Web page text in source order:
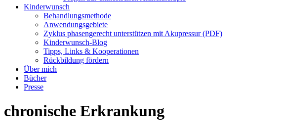
Kinderwunsch
Behandlungsmethode
Anwendungsgebiete
Zyklus phasengerecht unterstützen mit Akupressur (PDF)
Kinderwunsch-Blog
Tipps, Links & Kooperationen
Rückbildung fördern
Über mich
Bücher
Presse
chronische Erkrankung